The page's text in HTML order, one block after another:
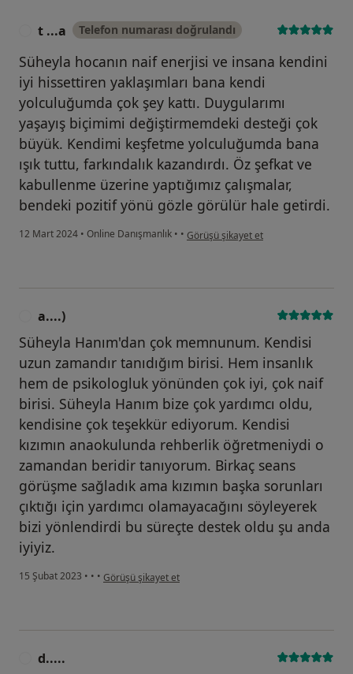
t ...a Telefon numarası doğrulandı
Süheyla hocanın naif enerjisi ve insana kendini
iyi hissettiren yaklaşımları bana kendi
yolculuğumda çok şey kattı. Duygularımı
yaşayış biçimimi değiştirmemdeki desteği çok
büyük. Kendimi keşfetme yolculuğumda bana
ışık tuttu, farkındalık kazandırdı. Öz şefkat ve
kabullenme üzerine yaptığımız çalışmalar,
bendeki pozitif yönü gözle görülür hale getirdi.
12 Mart 2024 • Online Danışmanlık • • kullanıcının görüşüne göre t ...a
Görüşü şikayet et
a....)
Süheyla Hanım'dan çok memnunum. Kendisi
uzun zamandır tanıdığım birisi. Hem insanlık
hem de psikologluk yönünden çok iyi, çok naif
birisi. Süheyla Hanım bize çok yardımcı oldu,
kendisine çok teşekkür ediyorum. Kendisi
kızımın anaokulunda rehberlik öğretmeniydi o
zamandan beridir tanıyorum. Birkaç seans
görüşme sağladık ama kızımın başka sorunları
çıktığı için yardımcı olamayacağını söyleyerek
bizi yönlendirdi bu süreçte destek oldu şu anda
iyiyiz.
15 Şubat 2023 • • • kullanıcının görüşüne göre a....)
Görüşü şikayet et
d.....